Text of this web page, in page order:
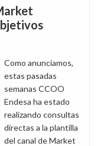
Como anunciamos,
estas pasadas
semanas CCOO
Endesa ha estado
realizando consultas
directas a la plantilla
del canal de Market